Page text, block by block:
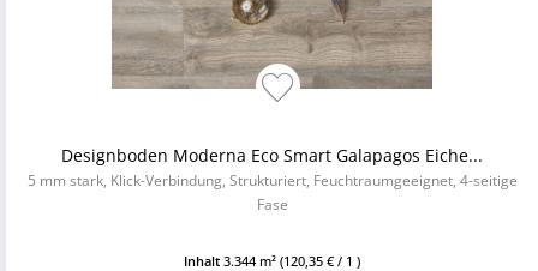
Designboden Moderna Eco Smart Galapagos Eiche...
5 mm stark, Klick-Verbindung, Strukturiert, Feuchtraumgeeignet, 4-seitige
Fase
Inhalt 3.344 m² (120,35 € / 1 )